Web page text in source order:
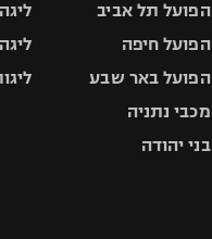
הפועל תל אביב
הפועל חיפה
הפועל באר שבע
מכבי נתניה
בני יהודה